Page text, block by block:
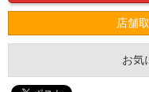
店舗
お気